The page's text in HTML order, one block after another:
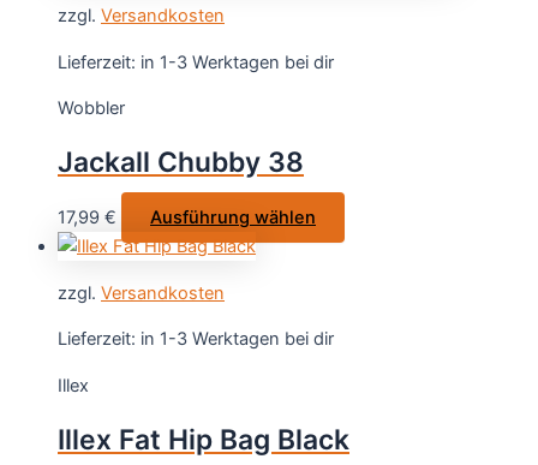
zzgl. Versandkosten
Lieferzeit: in 1-3 Werktagen bei dir
Wobbler
Jackall Chubby 38
17,99 € Ausführung wählen
Produkt
können
zzgl. Versandkosten
Lieferzeit: in 1-3 Werktagen bei dir
Illex
Illex Fat Hip Bag Black